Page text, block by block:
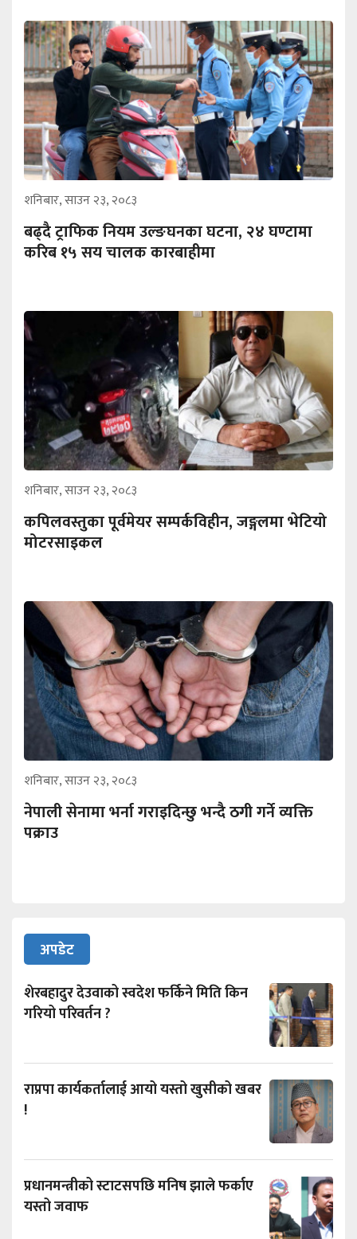
शनिबार, साउन २३, २०८३
बढ्दै ट्राफिक नियम उल्ङघनका घटना, २४ घण्टामा
करिब १५ सय चालक कारबाहीमा
शनिबार, साउन २३, २०८३
कपिलवस्तुका पूर्वमेयर सम्पर्कविहीन, जङ्गलमा भेटियो
मोटरसाइकल
शनिबार, साउन २३, २०८३
नेपाली सेनामा भर्ना गराइदिन्छु भन्दै ठगी गर्ने व्यक्ति
पक्राउ
अपडेट
शेरबहादुर देउवाको स्वदेश फर्किने मिति किन
गरियो परिवर्तन ?
राप्रपा कार्यकर्तालाई आयो यस्तो खुसीको खबर
!
प्रधानमन्त्रीको स्टाटसपछि मनिष झाले फर्काए
यस्तो जवाफ